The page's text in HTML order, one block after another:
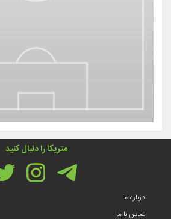
متریکا را دنبال کنید
درباره ما
تماس با ما